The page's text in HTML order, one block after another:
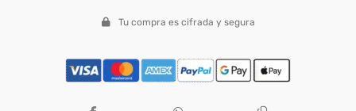
Tu compra es cifrada y segura